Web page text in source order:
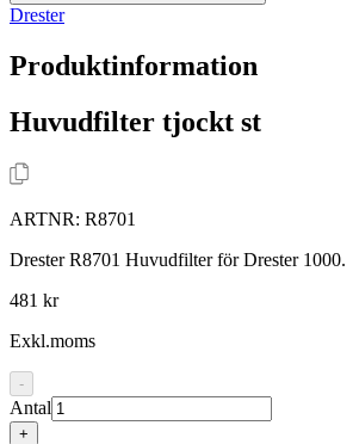
Drester
Produktinformation
Huvudfilter tjockt st
ARTNR: R8701
Drester R8701 Huvudfilter för Drester 1000.
481 kr
Exkl.moms
-
Antal
+